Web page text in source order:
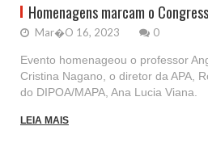
Homenagens marcam o
Mar�o 16, 2023 0
Evento homenageou o professor
Cristina Nagano, o diretor da APA,
do DIPOA/MAPA, Ana Lucia Viana.
LEIA MAIS